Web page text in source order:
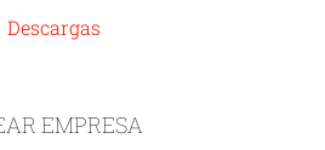
Descargas
EMPRESA